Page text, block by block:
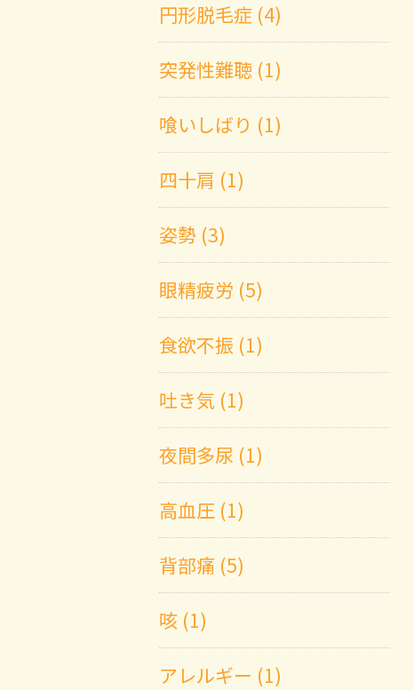
円形脱毛症 (4)
突発性難聴 (1)
喰いしばり (1)
四十肩 (1)
姿勢 (3)
眼精疲労 (5)
食欲不振 (1)
吐き気 (1)
夜間多尿 (1)
高血圧 (1)
背部痛 (5)
咳 (1)
アレルギー (1)